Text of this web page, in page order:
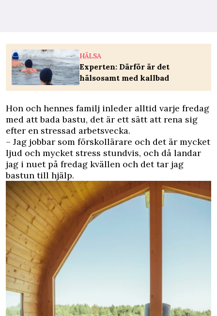
HÄLSA
Experten: Därför är det
hälsosamt med kallbad
Hon och hennes familj inleder alltid varje fredag
med att bada bastu, det är ett sätt att rena sig
efter en stressad arbetsvecka.
– Jag jobbar som förskollärare och det är mycket
ljud och mycket stress stundvis, och då landar
jag i nuet på fredag kvällen och det tar jag
bastun till hjälp.